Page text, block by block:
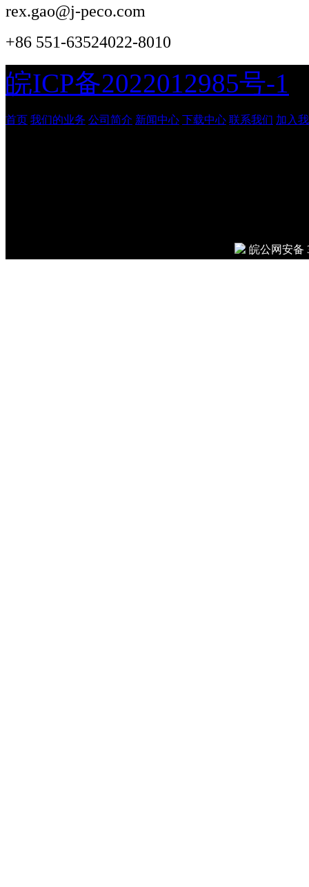
rex.gao@j-peco.com
+86 551-63524022-8010
皖ICP备2022012985号-1
首页 我们的业务 公司简介 新闻中心 下载中心 联系我们 加入
皖公网安备